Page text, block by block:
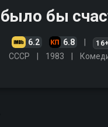
бы
6.2 6.8 16+
СССР 1983